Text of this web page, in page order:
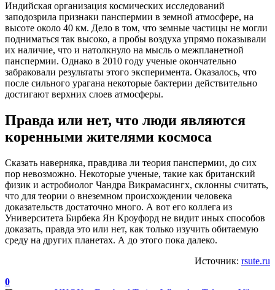
Индийская организация космических исследований
заподозрила признаки панспермии в земной атмосфере, на
высоте около 40 км. Дело в том, что земные частицы не могли
подниматься так высоко, а пробы воздуха упрямо показывали
их наличие, что и натолкнуло на мысль о межпланетной
панспермии. Однако в 2010 году ученые окончательно
забраковали результаты этого эксперимента. Оказалось, что
после сильного урагана некоторые бактерии действительно
достигают верхних слоев атмосферы.
Правда или нет, что люди являются
коренными жителями космоса
Сказать наверняка, правдива ли теория панспермии, до сих
пор невозможно. Некоторые ученые, такие как британский
физик и астробиолог Чандра Викрамасингх, склонны считать,
что для теории о внеземном происхождении человека
доказательств достаточно много. А вот его коллега из
Университета Бирбека Ян Кроуфорд не видит иных способов
доказать, правда это или нет, как только изучить обитаемую
среду на других планетах. А до этого пока далеко.
Источник: rsute.ru
0